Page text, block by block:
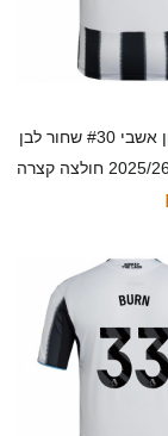
גברים הריסון אשבי #30 שחור לבן